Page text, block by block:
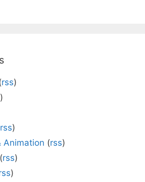
rss)
)
rss)
Animation (rss)
(rss)
)